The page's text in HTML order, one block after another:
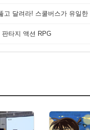
타지 액션 RPG